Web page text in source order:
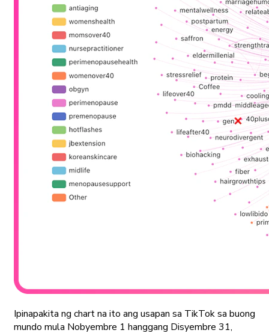
Ipinapakita ng chart na ito ang usapan sa TikTok sa buong
mundo mula Nobyembre 1 hanggang Disyembre 31,